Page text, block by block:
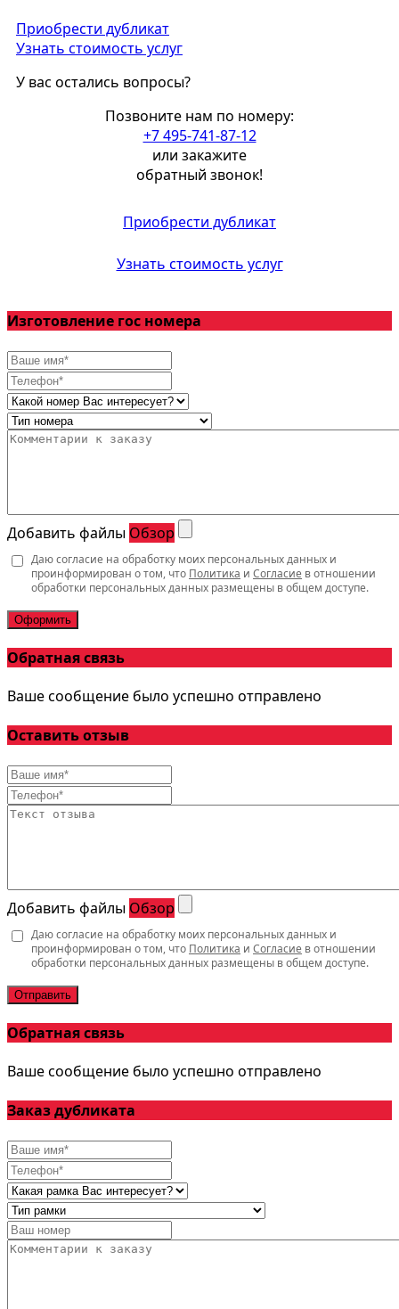
Приобрести дубликат
Узнать стоимость услуг
У вас остались вопросы?
Позвоните нам по номеру:
+7 495-741-87-12
или закажите
обратный звонок!
Приобрести дубликат
Узнать стоимость услуг
Изготовление гос номера
Добавить файлы Обзор
Даю согласие на обработку моих персональных данных и
проинформирован о том, что Политика и Согласие в отношении
обработки персональных данных размещены в общем доступе.
Оформить
Обратная связь
Ваше сообщение было успешно отправлено
Оставить отзыв
Добавить файлы Обзор
Даю согласие на обработку моих персональных данных и
проинформирован о том, что Политика и Согласие в отношении
обработки персональных данных размещены в общем доступе.
Отправить
Обратная связь
Ваше сообщение было успешно отправлено
Заказ дубликата